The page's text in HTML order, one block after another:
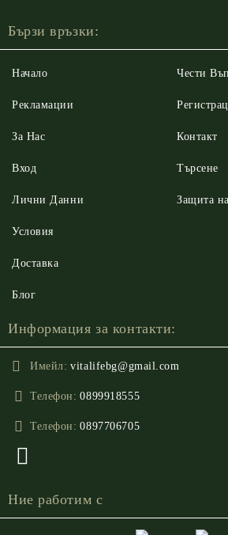
Бързи връзки:
Начало
Рекламации
За Нас
Вход
Чести
Контакт
Търсене
Лични Данни
Условия
Доставка
Блог
Защита
Информация за контакти:
Имейл: vitalifebg@gmail.com
Телефон: 0899918555
Телефон: 0897706705
Ние работим с